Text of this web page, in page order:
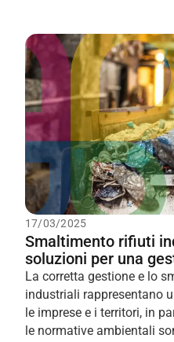
17/03/2025
Smaltimento rifiuti
soluzioni per una
La corretta gestione e lo
industriali rappresentano
le imprese e i territori, in
le normative ambientali